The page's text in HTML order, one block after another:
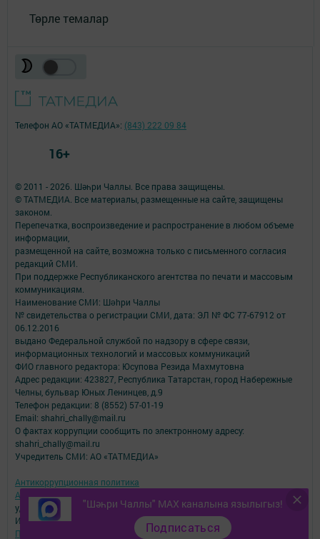
Төрле темалар
"Шәһри Чаллы" MAX каналына язылыгыз!
Подписаться
© 2011 - 2026. Шәһри Чаллы. Все права защищены.
© ТАТМЕДИА. Все материалы, размещенные на сайте, защищены
законом.
Перепечатка, воспроизведение и распространение в любом объеме
информации,
размещенной на сайте, возможна только с письменного согласия
редакций СМИ.
При поддержке Республиканского агентства по печати и массовым
коммуникациям.
Наименование СМИ: Шəhри Чаллы
№ свидетельства о регистрации СМИ, дата: ЭЛ № ФС 77-67912 от
06.12.2016
выдано Федеральной службой по надзору в сфере связи,
информационных технологий и массовых коммуникаций
ФИО главного редактора: Юсупова Резида Махмутовна
Адрес редакции: 423827, Республика Татарстан, город Набережные
Челны, бульвар Юных Ленинцев, д.9
Телефон редакции: 8 (8552) 57-01-19
Email: shahri_chally@mail.ru
О фактах коррупции сообщить по электронному адресу:
shahri_chally@mail.ru
Учредитель СМИ: АО «ТАТМЕДИА»
Антикоррупционная политика
АО «ТАТМЕДИА» использует «cookie»
для персонализации сервисов и
удобства пользователей сайтом.
Использование «cookie» можно отменить в настройках браузера.
Политика конфиденциальности
Телефон АО «ТАТМЕДИА»: (843) 222 09 84
16+